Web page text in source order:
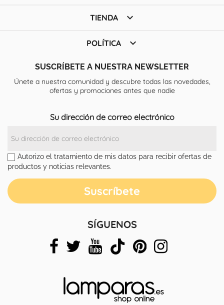
TIENDA 
POLÍTICA 
SUSCRÍBETE A NUESTRA NEWSLETTER
Únete a nuestra comunidad y descubre todas las novedades,
ofertas y promociones antes que nadie
Su dirección de correo electrónico
Autorizo el tratamiento de mis datos para recibir ofertas de
productos y noticias relevantes.
SÍGUENOS